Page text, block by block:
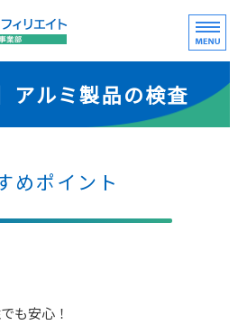
株式会社アフィリエイ
アルミ製品の検査
めポイント
も安心！